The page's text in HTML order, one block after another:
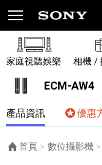
家庭視聽娛樂 相機 /
ECM-AW4
產品資訊 優惠
首頁 數位攝影機